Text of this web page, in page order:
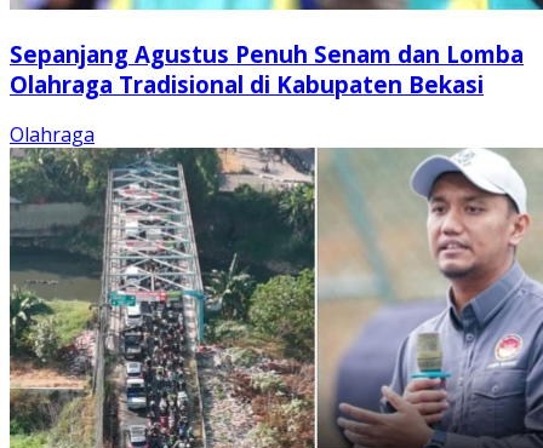
Sepanjang Agustus Penuh Senam dan Lomba
Olahraga Tradisional di Kabupaten Bekasi
Olahraga